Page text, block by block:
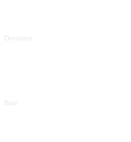
Dormitor
Baie